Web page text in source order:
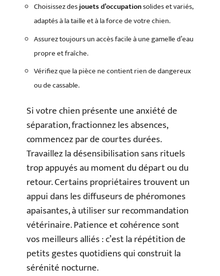
Choisissez desjouets d’occupationsolides et variés,
adaptés à la taille et à la force de votre chien.
Assurez toujours un accès facile à une gamelle d’eau
propre et fraîche.
Vérifiez que la pièce ne contient rien de dangereux
ou de cassable.
Si votre chien présente une anxiété de
séparation, fractionnez les absences,
commencez par de courtes durées.
Travaillez la désensibilisation sans rituels
trop appuyés au moment du départ ou du
retour. Certains propriétaires trouvent un
appui dans les diffuseurs de phéromones
apaisantes, à utiliser sur recommandation
vétérinaire. Patience et cohérence sont
vos meilleurs alliés : c’est la répétition de
petits gestes quotidiens qui construit la
sérénité nocturne.